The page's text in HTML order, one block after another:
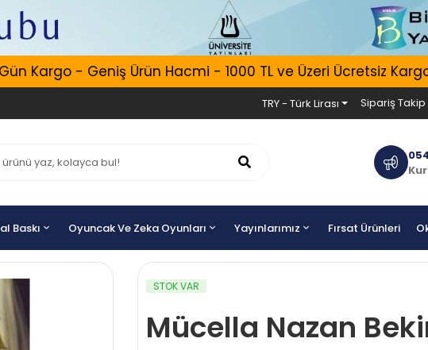
Kargo - Geniş Ürün Hacmi - 1000 TL ve Üzeri Ücretsiz Kargo -
TRY - Türk Lirası Sipariş Takip
Baskı Oyuncak Ve Zeka Oyunları Yayınlarımız Fırsat Ürünleri
STOK VAR
Mücella Nazan